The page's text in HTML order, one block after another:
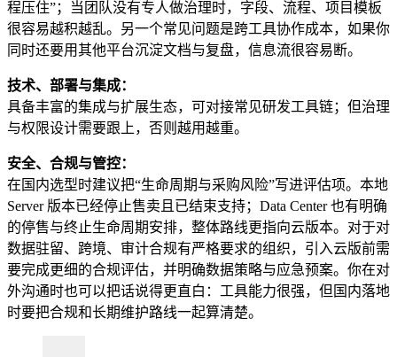
程压住”；当团队没有专人做治理时，字段、流程、项目模板
很容易越积越乱。另一个常见问题是跨工具协作成本，如果你
同时还要用其他平台沉淀文档与复盘，信息流很容易断。
技术、部署与集成：
具备丰富的集成与扩展生态，可对接常见研发工具链；但治理
与权限设计需要跟上，否则越用越重。
安全、合规与管控：
在国内选型时建议把“生命周期与采购风险”写进评估项。本地
Server 版本已经停止售卖且已结束支持；Data Center 也有明确
的停售与终止生命周期安排，整体路线更指向云版本。对于对
数据驻留、跨境、审计合规有严格要求的组织，引入云版前需
要完成更细的合规评估，并明确数据策略与应急预案。你在对
外沟通时也可以把话说得更直白：工具能力很强，但国内落地
时要把合规和长期维护路线一起算清楚。